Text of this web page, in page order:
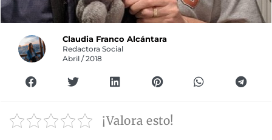
Claudia Franco Alcántara
Redactora Social
Abril / 2018
¡Valora esto!